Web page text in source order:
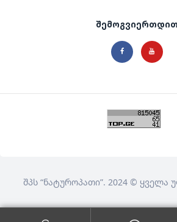
შემოგვიერთდით
შპს “ნატუროპათი”. 2024 © ყველა